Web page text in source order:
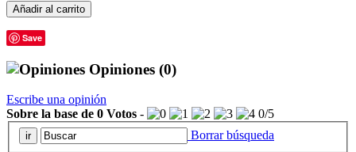
Añadir al carrito
Save
Opiniones (0)
Escribe una opinión
Sobre la base de 0 Votos - 0/5
Borrar búsqueda